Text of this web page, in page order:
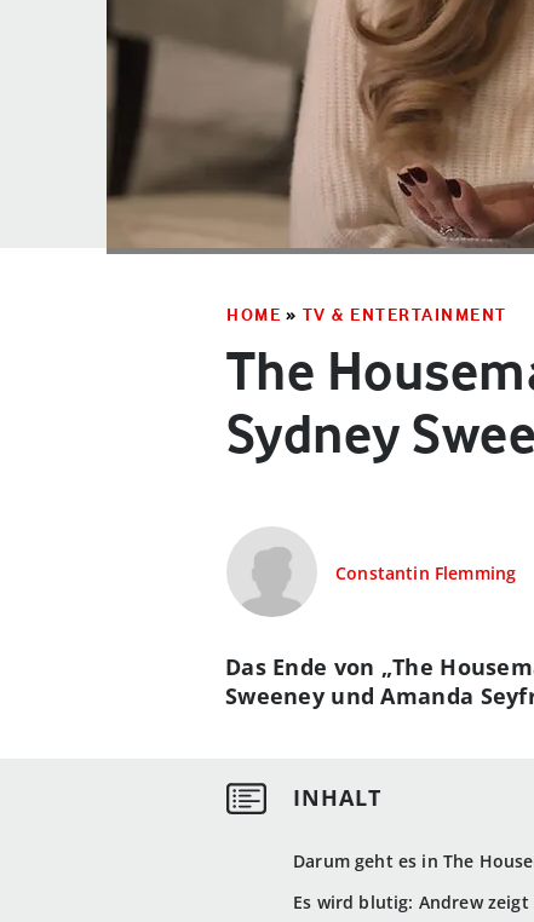
HOME » TV & ENTERTAINMENT
The
Sydney
Constantin Flemming
Darum geht es in The
Es wird blutig: Andrew zeigt
Das Ende von „The
Sweeney und Amanda